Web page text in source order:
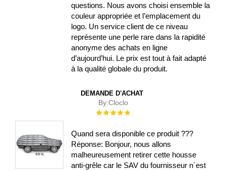
questions. Nous avons choisi ensemble la
couleur appropriée et l’emplacement du
logo. Un service client de ce niveau
représente une perle rare dans la rapidité
anonyme des achats en ligne
d’aujourd’hui. Le prix est tout à fait adapté
à la qualité globale du produit.
DEMANDE D'ACHAT
By:Cloclo
Évaluation :
Quand sera disponible ce produit ???
Réponse: Bonjour, nous allons
malheureusement retirer cette housse
anti-grêle car le SAV du fournisseur n´est